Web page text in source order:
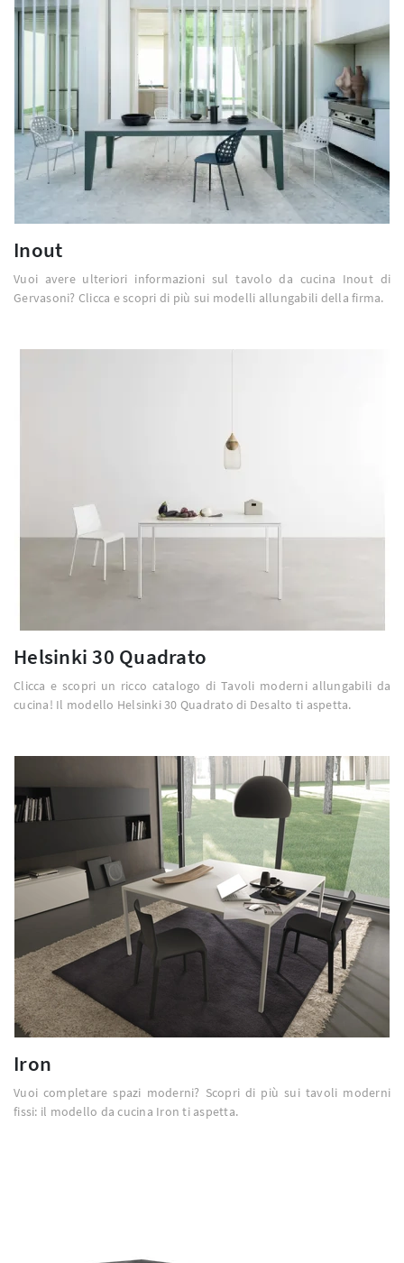
Inout
Vuoi avere ulteriori informazioni sul tavolo da cucina Inout di
Gervasoni? Clicca e scopri di più sui modelli allungabili della firma.
Helsinki 30 Quadrato
Clicca e scopri un ricco catalogo di Tavoli moderni allungabili da
cucina! Il modello Helsinki 30 Quadrato di Desalto ti aspetta.
Iron
Vuoi completare spazi moderni? Scopri di più sui tavoli moderni
fissi: il modello da cucina Iron ti aspetta.